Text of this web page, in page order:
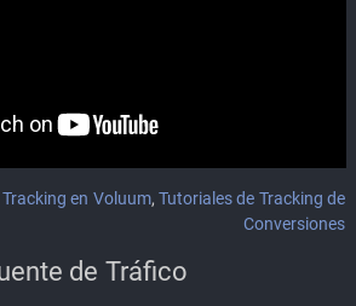
Tracking en Voluum, Tutoriales de Tracking de
Conversiones
de Tráfico